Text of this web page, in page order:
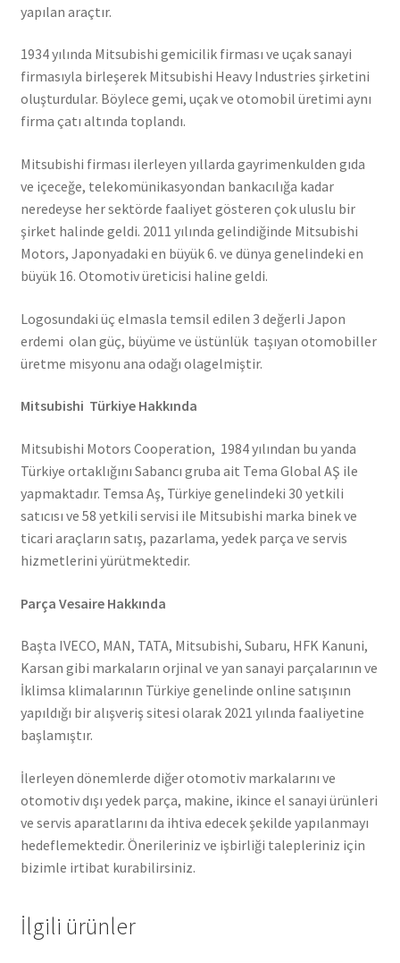
yapılan araçtır.
1934 yılında Mitsubishi gemicilik firması ve uçak sanayi
firmasıyla birleşerek Mitsubishi Heavy Industries şirketini
oluşturdular. Böylece gemi, uçak ve otomobil üretimi aynı
firma çatı altında toplandı.
Mitsubishi firması ilerleyen yıllarda gayrimenkulden gıda
ve içeceğe, telekomünikasyondan bankacılığa kadar
neredeyse her sektörde faaliyet gösteren çok uluslu bir
şirket halinde geldi. 2011 yılında gelindiğinde Mitsubishi
Motors, Japonyadaki en büyük 6. ve dünya genelindeki en
büyük 16. Otomotiv üreticisi haline geldi.
Logosundaki üç elmasla temsil edilen 3 değerli Japon
erdemi olan güç, büyüme ve üstünlük taşıyan otomobiller
üretme misyonu ana odağı olagelmiştir.
Mitsubishi Türkiye Hakkında
Mitsubishi Motors Cooperation, 1984 yılından bu yanda
Türkiye ortaklığını Sabancı gruba ait Tema Global AŞ ile
yapmaktadır. Temsa Aş, Türkiye genelindeki 30 yetkili
satıcısı ve 58 yetkili servisi ile Mitsubishi marka binek ve
ticari araçların satış, pazarlama, yedek parça ve servis
hizmetlerini yürütmektedir.
Parça Vesaire Hakkında
Başta IVECO, MAN, TATA, Mitsubishi, Subaru, HFK Kanuni,
Karsan gibi markaların orjinal ve yan sanayi parçalarının ve
İklimsa klimalarının Türkiye genelinde online satışının
yapıldığı bir alışveriş sitesi olarak 2021 yılında faaliyetine
başlamıştır.
İlerleyen dönemlerde diğer otomotiv markalarını ve
otomotiv dışı yedek parça, makine, ikince el sanayi ürünleri
ve servis aparatlarını da ihtiva edecek şekilde yapılanmayı
hedeflemektedir. Önerileriniz ve işbirliği talepleriniz için
bizimle irtibat kurabilirsiniz.
İlgili ürünler